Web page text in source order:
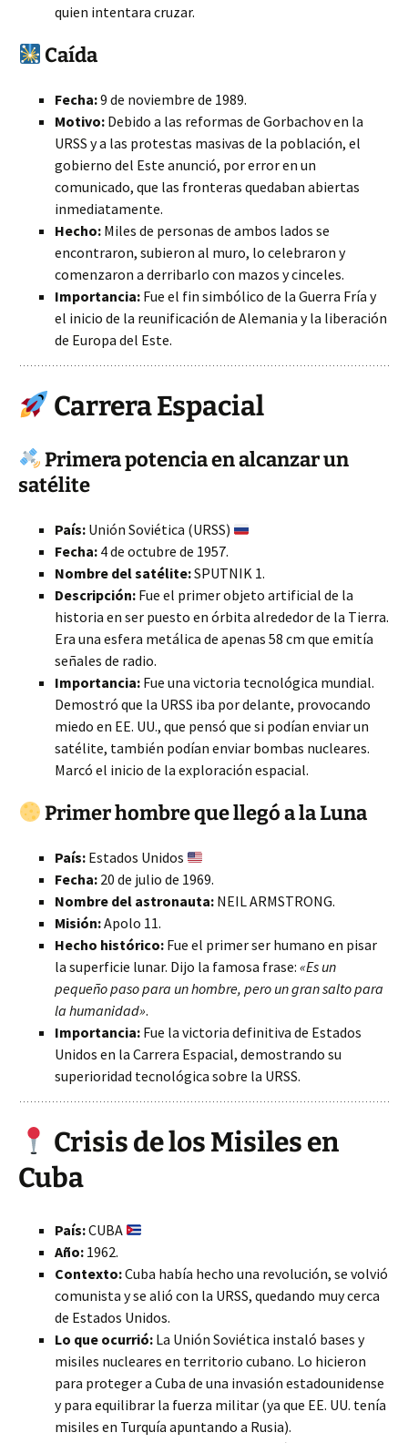
quien intentara cruzar.
Caída
Fecha:9 de noviembre de 1989.
Motivo: Debido a las reformas de Gorbachov en la
URSS y a las protestas masivas de la población, el
gobierno del Este anunció, por error en un
comunicado, que las fronteras quedaban abiertas
inmediatamente.
Hecho: Miles de personas de ambos lados se
encontraron, subieron al muro, lo celebraron y
comenzaron a derribarlo con mazos y cinceles.
Importancia: Fue el fin simbólico de la Guerra Fría y
el inicio de la reunificación de Alemania y la liberación
de Europa del Este.
Carrera Espacial
Primera potencia en alcanzar un
satélite
País: Unión Soviética (URSS)
Fecha: 4 de octubre de 1957.
Nombre del satélite:SPUTNIK 1.
Descripción: Fue el primer objeto artificial de la
historia en ser puesto en órbita alrededor de la Tierra.
Era una esfera metálica de apenas 58 cm que emitía
señales de radio.
Importancia: Fue una victoria tecnológica mundial.
Demostró que la URSS iba por delante, provocando
miedo en EE. UU., que pensó que si podían enviar un
satélite, también podían enviar bombas nucleares.
Marcó el inicio de la exploración espacial.
Primer hombre que llegó a la Luna
País: Estados Unidos
Fecha: 20 de julio de 1969.
Nombre del astronauta: NEIL ARMSTRONG.
Misión:Apolo 11.
Hecho histórico: Fue el primer ser humano en pisar
la superficie lunar. Dijo la famosa frase: «Es un
pequeño paso para un hombre, pero un gran salto para
la humanidad».
Importancia: Fue la victoria definitiva de Estados
Unidos en la Carrera Espacial, demostrando su
superioridad tecnológica sobre la URSS.
Crisis de los Misiles en
Cuba
País:CUBA
Año: 1962.
Contexto:Cuba había hecho una revolución, se volvió
comunista y se alió con la URSS, quedando muy cerca
de Estados Unidos.
Lo que ocurrió: La Unión Soviética instaló bases y
misiles nucleares en territorio cubano. Lo hicieron
para proteger a Cuba de una invasión estadounidense
y para equilibrar la fuerza militar (ya que EE. UU. tenía
misiles en Turquía apuntando a Rusia).